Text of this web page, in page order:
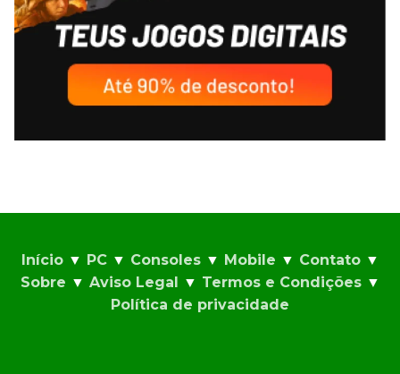
Início▼ PC▼ Consoles▼ Mobile ▼ Contato▼
Sobre ▼ Aviso Legal ▼ Termos e Condições▼
Política de privacidade